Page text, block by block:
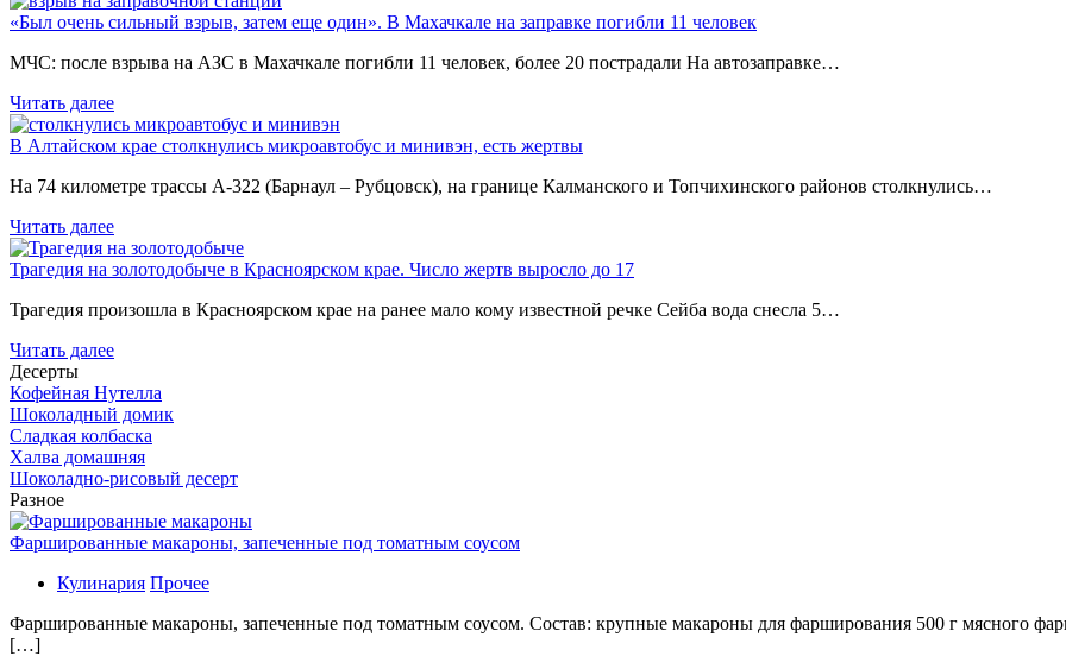
«Был очень сильный взрыв, затем еще один». В Махачкале на заправке погибли 11 человек
МЧС: после взрыва на АЗС в Махачкале погибли 11 человек, более 20 пострадали На автозаправке…
Читать далее
В Алтайском крае столкнулись микроавтобус и минивэн, есть жертвы
На 74 километре трассы А-322 (Барнаул – Рубцовск), на границе Калманского и Топчихинского районов столкнулись…
Читать далее
Трагедия на золотодобыче в Красноярском крае. Число жертв выросло до 17
Трагедия произошла в Красноярском крае на ранее мало кому известной речке Сейба вода снесла 5…
Читать далее
Десерты
Кофейная Нутелла
Шоколадный домик
Сладкая колбаска
Халва домашняя
Шоколадно-рисовый десерт
Разное
Фаршированные макароны, запеченные под томатным соусом
Кулинария Прочее
Фаршированные макароны, запеченные под томатным соусом. Состав: крупные макароны для фарширования 500 г мясного
[…]